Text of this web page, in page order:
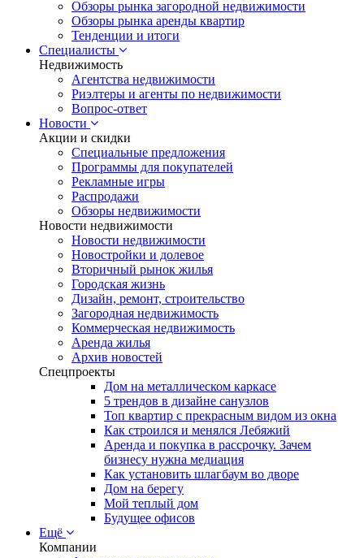
Обзоры рынка загородной недвижимости
Обзоры рынка аренды квартир
Тенденции и итоги
Специалисты
Недвижимость
Агентства недвижимости
Риэлтеры и агенты по недвижимости
Вопрос-ответ
Новости
Акции и скидки
Специальные предложения
Программы для покупателей
Рекламные игры
Распродажи
Обзоры недвижимости
Новости недвижимости
Новости недвижимости
Новостройки и долевое
Вторичный рынок жилья
Городская жизнь
Дизайн, ремонт, строительство
Загородная недвижимость
Коммерческая недвижимость
Аренда жилья
Архив новостей
Спецпроекты
Дом на металлическом каркасе
5 трендов в дизайне санузлов
Топ квартир с прекрасным видом из окна
Как строился и менялся Лебяжий
Аренда и покупка в рассрочку. Зачем
бизнесу нужна медиация
Как установить шлагбаум во дворе
Дом на берегу
Мой теплый дом
Будущее офисов
Ещё
Компании